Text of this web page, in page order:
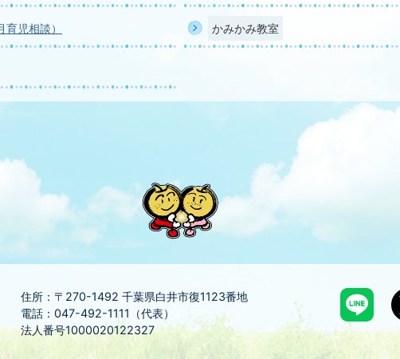
児相談） かみかみ教室
住所：〒270-1492 千葉県白井市復1123番地
電話：047-492-1111（代表）
法人番号1000020122327